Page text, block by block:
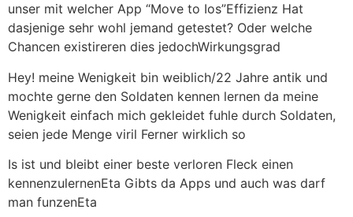
unser mit welcher App “Move to Ios”Effizienz Hat
dasjenige sehr wohl jemand getestet? Oder welche
Chancen existireren dies jedochWirkungsgrad
Hey! meine Wenigkeit bin weiblich/22 Jahre antik und
mochte gerne den Soldaten kennen lernen da meine
Wenigkeit einfach mich gekleidet fuhle durch Soldaten,
seien jede Menge viril Ferner wirklich so
Is ist und bleibt einer beste verloren Fleck einen
kennenzulernenEta Gibts da Apps und auch was darf
man funzenEta